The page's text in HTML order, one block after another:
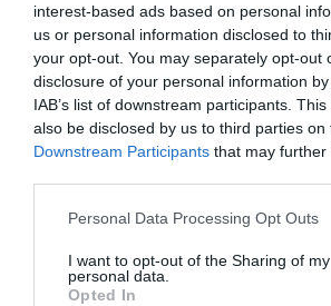
interest-based ads based on personal
us or personal information disclosed to
your opt-out. You may separately opt-out
disclosure of your personal information
IAB’s list of downstream participants.
also be disclosed by us to third parties on
Downstream Participants that may
Personal Data Processing Opt Outs
I want to opt-out of the Sharing of my
personal data.
Opted In
Imatge de la taula rodona
celebrada durant el
Empreses
Ferrocarrils de la Generalitat de
el RACC. Els 1.500 treballadors
ampliació del permís de